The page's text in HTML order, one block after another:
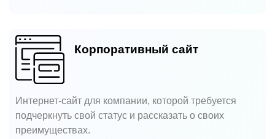
Корпоративный сайт
Интернет-сайт для компании, которой требуется
подчеркнуть свой статус и рассказать о своих
преимуществах.